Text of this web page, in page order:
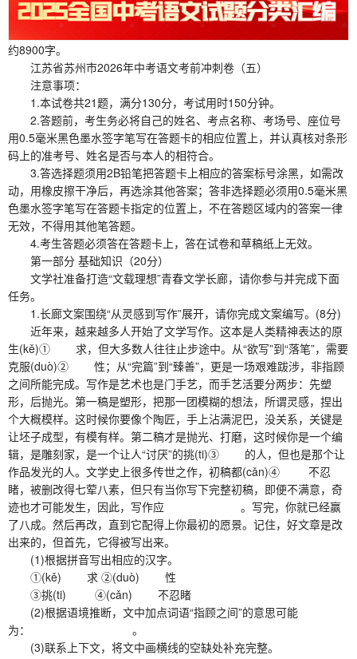
约8900字。
江苏省苏州市2026年中考语文考前冲刺卷（五）
注意事项：
1.本试卷共21题，满分130分，考试用时150分钟。
2.答题前，考生务必将自己的姓名、考点名称、考场号、座位号
用0.5毫米黑色墨水签字笔写在答题卡的相应位置上，并认真核对条形
码上的准考号、姓名是否与本人的相符合。
3.答选择题须用2B铅笔把答题卡上相应的答案标号涂黑，如需改
动，用橡皮擦干净后，再选涂其他答案；答非选择题必须用0.5毫米黑
色墨水签字笔写在答题卡指定的位置上，不在答题区域内的答案一律
无效，不得用其他笔答题。
4.考生答题必须答在答题卡上，答在试卷和草稿纸上无效。
第一部分 基础知识（20分）
文学社准备打造“文载理想”青春文学长廊，请你参与并完成下面
任务。
1.长廊文案围绕“从灵感到写作”展开，请你完成文案编写。(8分)
近年来，越来越多人开始了文学写作。这本是人类精神表达的原
生(kě)① 求，但大多数人往往止步途中。从“欲写”到“落笔”，需要
克服(duò)② 性；从“完篇”到“臻善”，更是一场艰难跋涉，非指顾
之间所能完成。写作是艺术也是门手艺，而手艺活要分两步：先塑
形，后抛光。第一稿是塑形，把那一团模糊的想法，所谓灵感，捏出
个大概模样。这时候你要像个陶匠，手上沾满泥巴，没关系，关键是
让坯子成型，有模有样。第二稿才是抛光、打磨，这时候你是一个编
辑，是雕刻家，是一个让人“讨厌”的挑(ti)③ 的人，但也是那个让
作品发光的人。文学史上很多传世之作，初稿都(cǎn)④ 不忍
睹，被删改得七荤八素，但只有当你写下完整初稿，即便不满意，奇
迹也才可能发生，因此，写作应 。写完，你就已经赢
了八成。然后再改，直到它配得上你最初的愿景。记住，好文章是改
出来的，但首先，它得被写出来。
(1)根据拼音写出相应的汉字。
①(kě) 求 ②(duò) 性
③挑(ti) ④(cǎn) 不忍睹
(2)根据语境推断，文中加点词语“指顾之间”的意思可能
为： 。
(3)联系上下文，将文中画横线的空缺处补充完整。